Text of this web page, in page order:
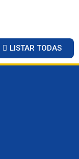
LISTAR TODAS